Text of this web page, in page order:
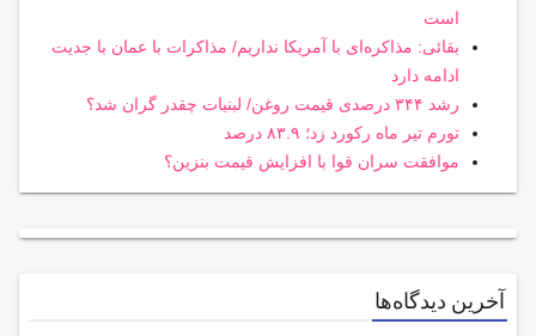
است
بقائی: مذاکره‌ای با آمریکا نداریم/ مذاکرات با عمان با جدیت
ادامه دارد
رشد ۳۴۴ درصدی قیمت روغن/ لبنیات چقدر گران شد؟
تورم تیر ماه رکورد زد؛ ۸۳.۹ درصد
موافقت سران قوا با افزایش قیمت بنزین؟
آخرین دیدگاه‌ها